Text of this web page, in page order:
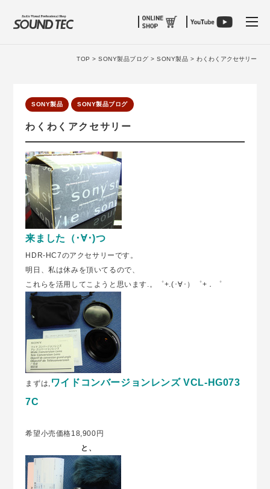
TOP >SONY製品ブログ >SONY製品 > わくわくアクセサリー
SONY製品 SONY製品ブログ
わくわくアクセサリー
来ました（･∀･)つ
HDR-HC7のアクセサリーです。
明日、私は休みを頂いてるので、
これらを活用してこようと思います.。゜+.(･∀･）゜+．゜
まずは, ワイドコンバージョンレンズ VCL-HG073
7C
希望小売価格18,900円
と、